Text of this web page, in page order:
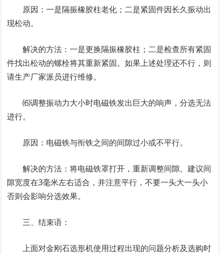
原因：一是隔振橡胶柱老化；二是紧固件因长久振动出
现松动。
解决的方法：一是更换隔振橡胶柱；二是检查所有紧固
件找出松动的螺栓将其重新紧固。如果上述处理还不行，则
请生产厂家派员进行维修。
⑹调整振动力大小时电磁铁发出巨大的响声，分选无法
进行。
原因：电磁铁与衔铁之间的间隙过小或不平行。
解决的方法：将电磁铁罩打开，重新调整间隙。建议间
隙宽度在3毫米左右适合，并注意平行，不要一头大一头小
否则会影响分选效果。
三、结束语：
上面对金刚石选形机使用过程出现的问题分析及选购时